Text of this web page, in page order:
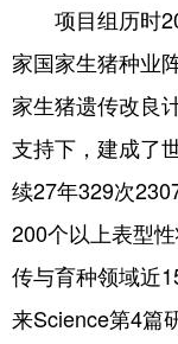
浙江
广东
四川
陕西
新疆
项目组历时20
家国家生猪种业
家生猪遗传改良
支持下，建成了
续27年329次
200个以上表型
传与育种领域近
来Science第4篇